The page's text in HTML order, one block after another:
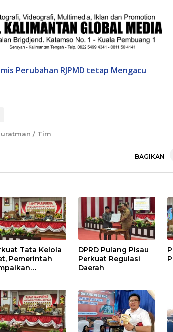
Perubahan RJPMD tetap Mengacu
/ Tim
BAGIKAN
Tata Kelola
Pemerintah
DPRD Pulang Pisau
Perkuat Regulasi
Daerah